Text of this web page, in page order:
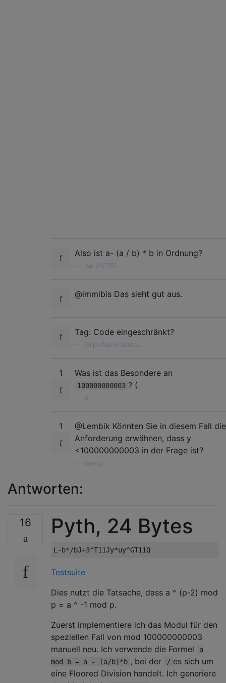
Also ist a- (a / b) * b in Ordnung?
user253751
@immibis Das sieht gut aus.
Tag: Code eingeschränkt?
Felipe Nardi Batista
1 Was ist das Besondere an
100000000003 ? (
Ich
1
@Lembik Könnten Sie in diesem Fall die
Anforderung erwähnen, dass y
<100000000003 in der Frage ist?
Isaacg
Antworten:
16 Pyth, 24 Bytes
Testsuite
Dies nutzt die Tatsache, dass a ^ (p-2) mod
p = a ^ -1 mod p.
Zuerst implementiere ich das Modul für den
speziellen Fall von mod 100000000003
manuell neu. Ich verwende die Formel
a
mod b = a - (a/b)*b , bei der / es sich um
eine Floored Division handelt. Ich generiere